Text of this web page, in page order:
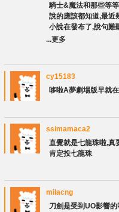
騎士&魔法和那些等
說的應該都知道,最近
小說在發布了,說句難
...更多
cy15183
哆啦A夢劇場版早就
ssimamaca2
直覺就是七龍珠啦,真
肯定投七龍珠
milacng
刀劍是受到UO影響的